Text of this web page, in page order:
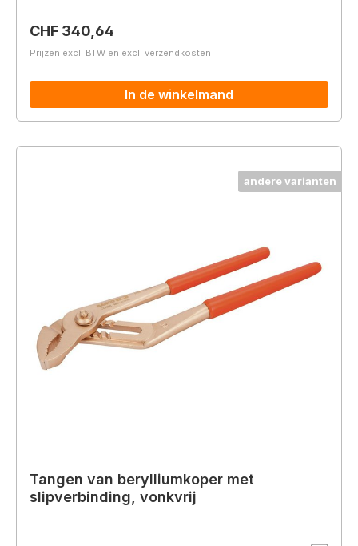
Normale prijs:
CHF 340,64
Prijzen excl. BTW en excl. verzendkosten
In de winkelmand
andere varianten
Tangen van berylliumkoper met
slipverbinding, vonkvrij